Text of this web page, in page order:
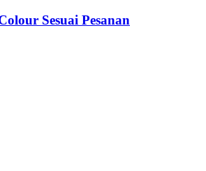
Sesuai Pesanan